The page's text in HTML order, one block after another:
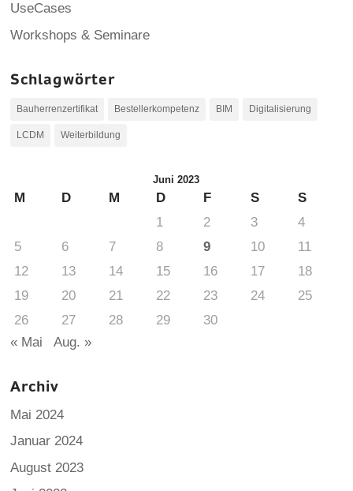
UseCases
Workshops & Seminare
Schlagwörter
Bauherrenzertifikat Bestellerkompetenz BIM Digitalisierung
LCDM Weiterbildung
Juni 2023
M D M D F S
S
1
2 3
4
5
6 7 8 9 10
11
12
13 14 15 16 17
18
19
20 21 22 23 24
25
26
27 28 29
30
« Mai
Aug. »
Archiv
Mai 2024
Januar 2024
August 2023